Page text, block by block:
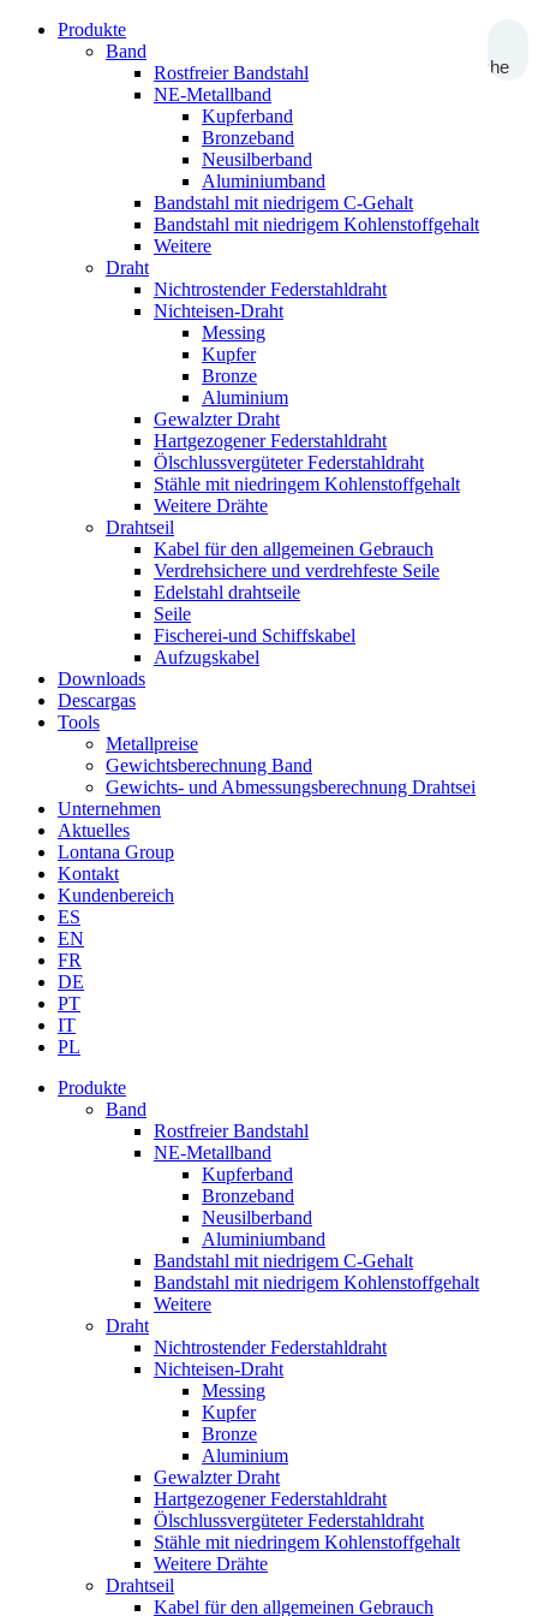
Suche
Produkte
Band
Rostfreier Bandstahl
NE-Metallband
Kupferband
Bronzeband
Neusilberband
Aluminiumband
Bandstahl mit niedrigem C-Gehalt
Bandstahl mit niedrigem Kohlenstoffgehalt
Weitere
Draht
Nichtrostender Federstahldraht
Nichteisen-Draht
Messing
Kupfer
Bronze
Aluminium
Gewalzter Draht
Hartgezogener Federstahldraht
Ölschlussvergüteter Federstahldraht
Stähle mit niedringem Kohlenstoffgehalt
Weitere Drähte
Drahtseil
Kabel für den allgemeinen Gebrauch
Verdrehsichere und verdrehfeste Seile
Edelstahl drahtseile
Seile
Fischerei-und Schiffskabel
Aufzugskabel
Downloads
Descargas
Tools
Metallpreise
Gewichtsberechnung Band
Gewichts- und Abmessungsberechnung Drahtsei
Unternehmen
Aktuelles
Lontana Group
Kontakt
Kundenbereich
ES
EN
FR
DE
PT
IT
PL
Produkte
Band
Rostfreier Bandstahl
NE-Metallband
Kupferband
Bronzeband
Neusilberband
Aluminiumband
Bandstahl mit niedrigem C-Gehalt
Bandstahl mit niedrigem Kohlenstoffgehalt
Weitere
Draht
Nichtrostender Federstahldraht
Nichteisen-Draht
Messing
Kupfer
Bronze
Aluminium
Gewalzter Draht
Hartgezogener Federstahldraht
Ölschlussvergüteter Federstahldraht
Stähle mit niedringem Kohlenstoffgehalt
Weitere Drähte
Drahtseil
Kabel für den allgemeinen Gebrauch